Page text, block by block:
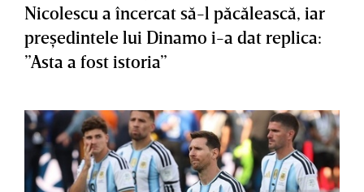
Nicolescu a încercat să-l păcălească, iar
preşedintele lui Dinamo i-a dat replica:
”Asta a fost istoria”